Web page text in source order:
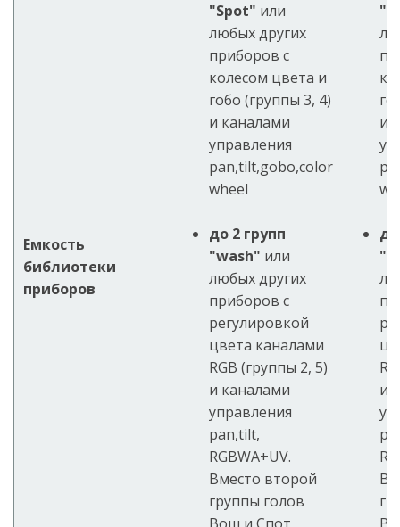
Емкость
библиотеки
приборов
"Spot" или
любых других
приборов с
колесом цвета и
гобо (группы 3, 4)
и каналами
управления
pan,tilt,gobo,color
wheel
до 2 групп
"wash" или
любых других
приборов с
регулировкой
цвета каналами
RGB (группы 2, 5)
и каналами
управления
pan,tilt,
RGBWA+UV.
Вместо второй
группы голов
и
и